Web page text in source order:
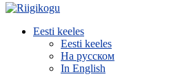
Eesti keeles
Eesti keeles
На русском
In English